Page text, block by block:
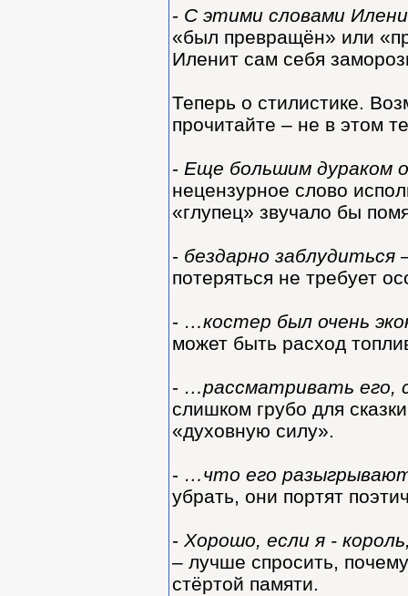
- С этими словами
«был превращён» или
Иленит сам себя
Теперь о стилистике.
прочитайте – не в этом
- Еще большим дураком
нецензурное слово
«глупец» звучало бы
- бездарно заблудиться
потеряться не требует
- …костер был очень
может быть расход
- …рассматривать его,
слишком грубо для
«духовную силу».
- …что его
убрать, они портят
- Хорошо, если я -
– лучше спросить,
стёртой памяти.